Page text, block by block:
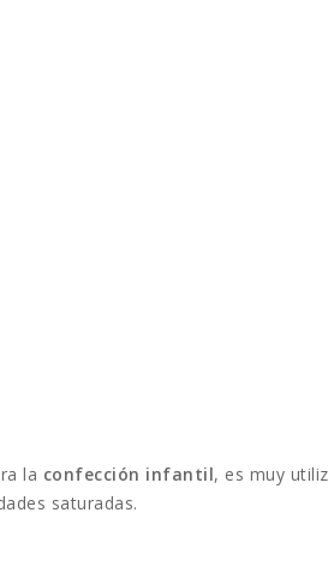
la confección infantil, es muy
saturadas.